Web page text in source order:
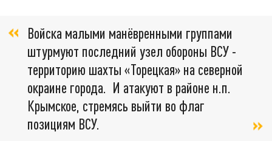
Войска малыми манёвренными группами
штурмуют последний узел обороны ВСУ -
территорию шахты «Торецкая» на северной
окраине города. И атакуют в районе н.п.
Крымское, стремясь выйти во флаг
позициям ВСУ.